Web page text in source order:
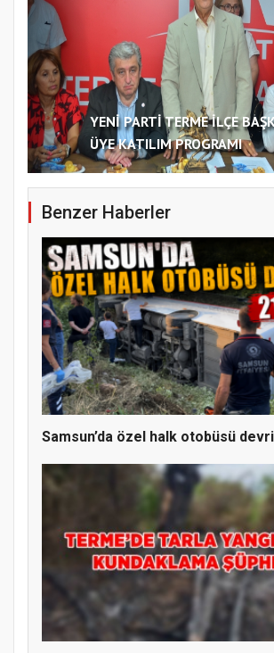
YENİ PARTİ TERME İLÇE
ÜYE KATILIM PROGRAMI
Benzer Haberler
Samsun’da özel halk otobüsü